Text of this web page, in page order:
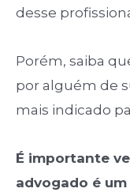
desse
Porém, saiba
por alguém de
mais indicado
É importante
advogado é